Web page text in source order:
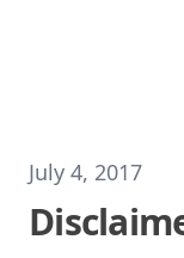
July 4, 2017